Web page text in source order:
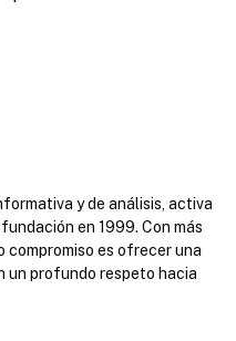
y de análisis, activa
en 1999. Con más
compromiso es ofrecer una
un profundo respeto hacia